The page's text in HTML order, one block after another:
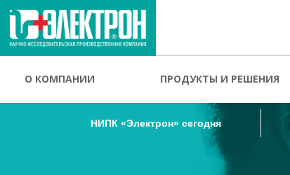
О КОМПАНИИ ПРОДУКТЫ И РЕШЕНИЯ
НИПК «Электрон» сегодня
НИПК «Электрон» сегодня